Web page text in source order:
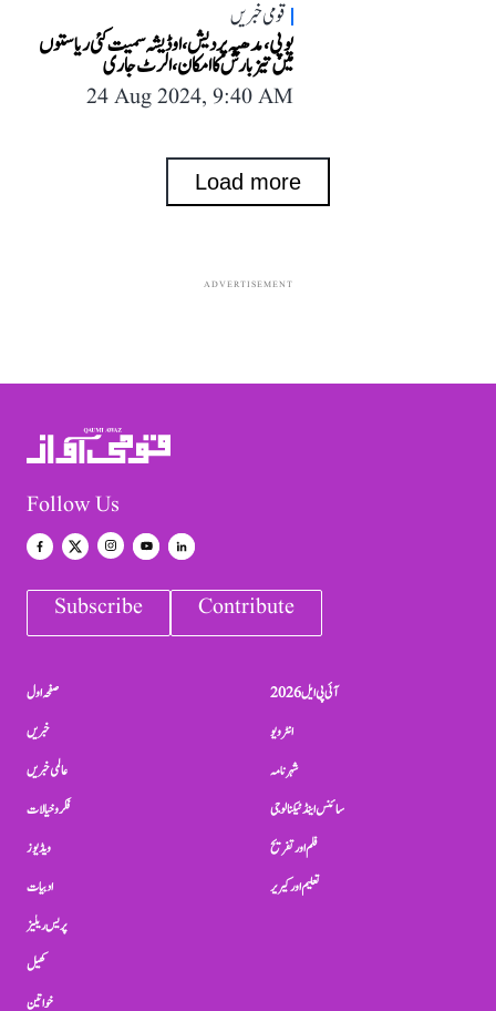
قومی خبریں
یوپی، مدھیہ پردیش، اوڈیشہ سمیت کئی ریاستوں
میں تیز بارش کا امکان، الرٹ جاری
24 Aug 2024, 9:40 AM
Load more
ADVERTISEMENT
Follow Us
Subscribe Contribute
صفحہ اول
خبریں
عالمی خبریں
فکر و خیالات
ویڈیوز
ادبیات
پریس ریلیز
کھیل
خواتین
آئی پی ایل 2026
انٹرویو
شہرنامہ
سائنس اینڈ ٹیکنالوجی
فلم اور تفریح
تعلیم اور کیریر